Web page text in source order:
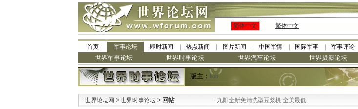
简体中文 繁体中文
首页 军事论坛 即时新闻 热点新闻 图片新闻 中国军情 国际军事 军事评论
世界军事论坛 世界时事论坛 世界汽车论坛 世界摄影论坛
版主： bob
世界论坛网 > 世界时事论坛 > 回帖 九阳全新免清洗型豆浆机 全美最低